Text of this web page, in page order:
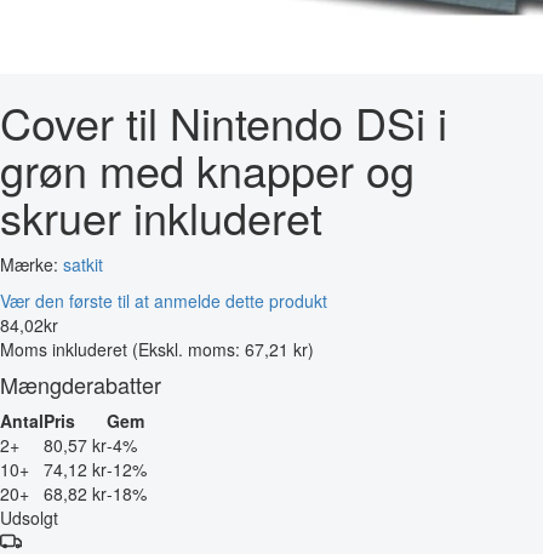
Cover til Nintendo DSi i
grøn med knapper og
skruer inkluderet
Mærke: satkit
Vær den første til at anmelde dette produkt
84,02kr
Moms inkluderet (Ekskl. moms: 67,21 kr)
Mængderabatter
AntalPris
Gem
2+
80,57 kr-4%
10+ 74,12 kr-12%
20+ 68,82 kr-18%
Udsolgt